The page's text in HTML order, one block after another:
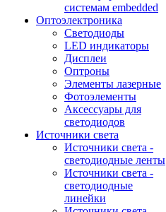
системам embedded
Oптоэлектроника
Светодиоды
LED индикаторы
Дисплеи
Оптроны
Элементы лазерные
Фотоэлементы
Аксессуары для
светодиодов
Источники света
Источники света -
светодиодные ленты
Источники света -
светодиодные
линейки